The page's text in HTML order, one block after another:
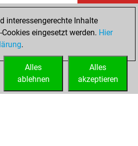
interessengerechte Inhalte
eingesetzt werden. Hier
.
Alles
akzeptieren
Alles
ablehnen